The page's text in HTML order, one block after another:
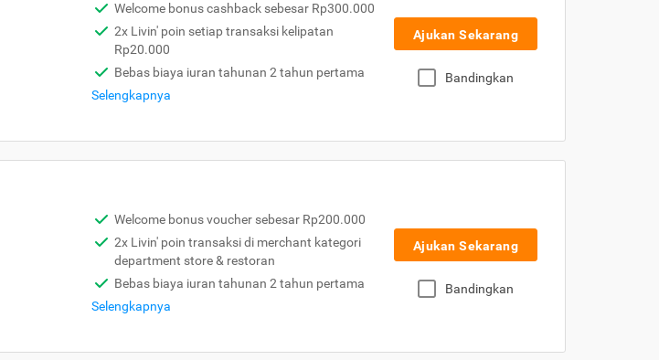
Welcome bonus cashback sebesar Rp300.000
2x Livin' poin setiap transaksi kelipatan
Rp20.000
Bebas biaya iuran tahunan 2 tahun pertama
Selengkapnya
Ajukan Sekarang
Bandingkan
Welcome bonus voucher sebesar Rp200.000
2x Livin' poin transaksi di merchant kategori
department store & restoran
Bebas biaya iuran tahunan 2 tahun pertama
Selengkapnya
Ajukan Sekarang
Bandingkan